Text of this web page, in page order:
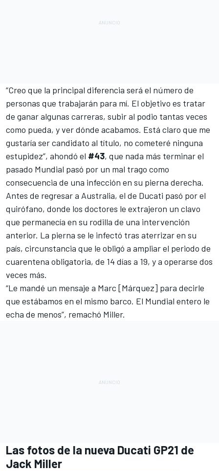
“Creo que la principal diferencia será el número de
personas que trabajarán para mí. El objetivo es tratar
de ganar algunas carreras, subir al podio tantas veces
como pueda, y ver dónde acabamos. Está claro que me
gustaría ser candidato al título, no cometeré ninguna
estupidez”, ahondó el #43, que nada más terminar el
pasado Mundial pasó por un mal trago como
consecuencia de una infección en su pierna derecha.
Antes de regresar a Australia, el de Ducati pasó por el
quirófano, donde los doctores le extrajeron un clavo
que permanecía en su rodilla de una intervención
anterior. La pierna se le infectó tras aterrizar en su
país, circunstancia que le obligó a ampliar el periodo de
cuarentena obligatoria, de 14 días a 19, y a operarse dos
veces más.
“Le mandé un mensaje a Marc [Márquez] para decirle
que estábamos en el mismo barco. El Mundial entero le
echa de menos”, remachó Miller.
Las fotos de la nueva Ducati GP21 de
Jack Miller